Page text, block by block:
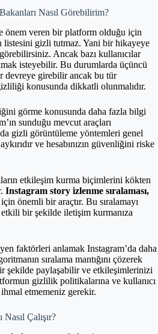
Nasıl Görebilirim?
önem veren bir platform olduğu için
gizli tutmaz. Yani bir hikayeye
Ancak bazı kullanıcılar
isteyebilir. Bu durumlarda üçüncü
devreye girebilir ancak bu tür
konusunda dikkatli olunmalıdır.
görme konusunda daha fazla bilgi
sunduğu mevcut araçları
gizli görüntüleme yöntemleri genel
ve hesabınızın güvenliğini riske
etkileşim kurma biçimlerini kökten
Instagram story izlenme sıralaması,
önemli bir araçtır. Bu sıralamayı
bir şekilde iletişim kurmanıza
faktörleri anlamak Instagram’da daha
sıralama mantığını çözerek
şekilde paylaşabilir ve etkileşimlerinizi
gizlilik politikalarına ve kullanıcı
etmemeniz gerekir.
Çalışır?